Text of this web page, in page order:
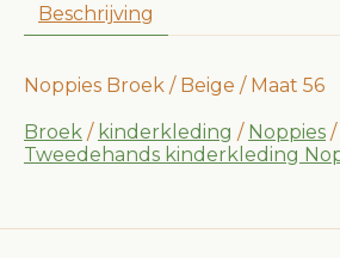
Beschrijving
Noppies Broek / Beige / Maat 56
Broek / kinderkleding / Noppies /
Tweedehands kinderkleding